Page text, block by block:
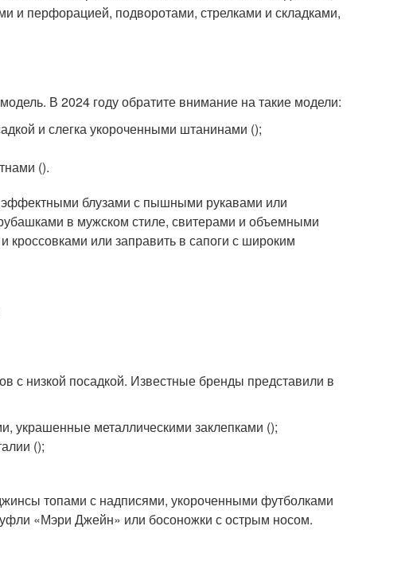
и перфорацией, подворотами, стрелками и складками,
В 2024 году обратите внимание на такие модели:
и слегка укороченными штанинами ();
().
эффектными блузами с пышными рукавами или
в мужском стиле, свитерами и объемными
или заправить в сапоги с широким
с низкой посадкой. Известные бренды представили в
украшенные металлическими заклепками ();
();
топами с надписями, укороченными футболками
«Мэри Джейн» или босоножки с острым носом.